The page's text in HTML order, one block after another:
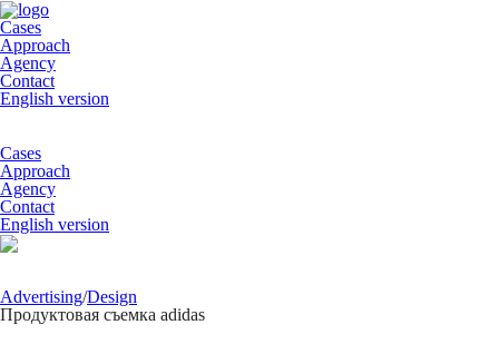
Cases
Approach
Agency
Contact
English version
Cases
Approach
Agency
Contact
English version
Advertising/Design
Продуктовая съемка adidas